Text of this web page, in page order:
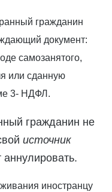
гражданин
документ:
самозанятого,
или сданную
3- НДФЛ.
гражданин не
источник
иностранцу